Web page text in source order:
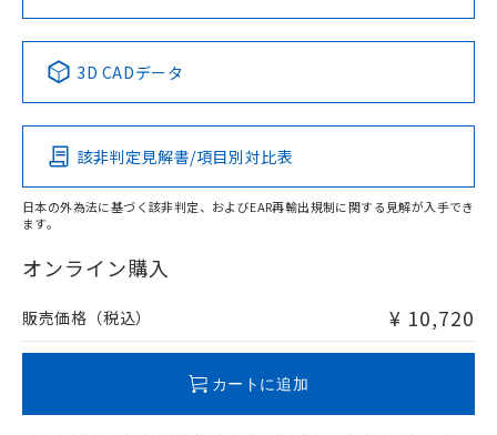
以上、n: 18mm以上
検出領域
Pb Hg Cd Cr(VI)
O
在庫等で未対応品が混在する可能性があります。
問い合わせください。
No No No No
この製品の規格認証/適合状況ページへ
その他の認証はこちらのページからご検索ください
3D CADデータ
該非判定見解書/項目別対比表
日本の外為法に基づく該非判定、およびEAR再輸出規制に関する見解が入手でき
ます。
オンライン購入
販売価格（税込） ¥ 10,720
カートに追加